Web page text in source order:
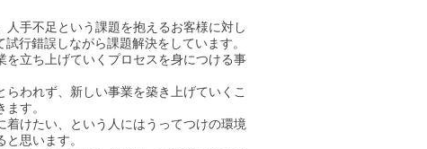
手不足という課題を抱えるお客様に対し
行錯誤しながら課題解決をしています。
立ち上げていくプロセスを身につける事
われず、新しい事業を築き上げていくこ
す。
けたい、という人にはうってつけの環境
思います。